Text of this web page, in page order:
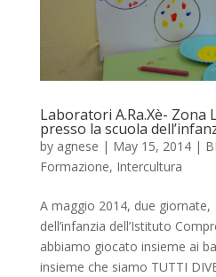
Laboratori A.Ra.Xè- Zona
presso la scuola
by agnese | May 15, 2014|
Formazione, Intercultura
A maggio 2014, due
dell’infanzia dell’Istituto
abbiamo giocato insieme ai
insieme che siamo TUTTI